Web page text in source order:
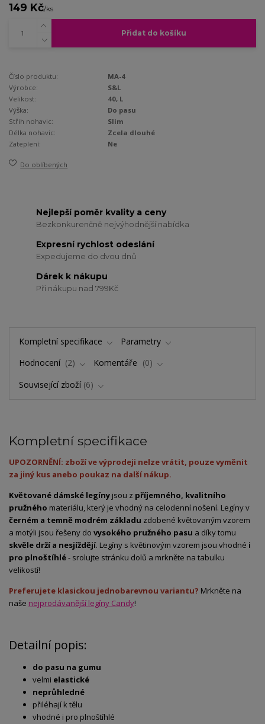
149 Kč/ks
Přidat do košíku
Číslo produktu:
MA-4
Výrobce:
S&L
Velikost:
40, L
Výška:
Do pasu
Střih nohavic:
Slim
Délka nohavic:
Zcela dlouhé
Zateplení:
Ne
Do oblíbených
Nejlepší poměr kvality a ceny
Bezkonkurenčně nejvýhodnější nabídka
Expresní rychlost odeslání
Expedujeme do dvou dnů
Dárek k nákupu
Při nákupu nad 799Kč
Kompletní specifikace
Parametry
Hodnocení
2 Komentáře
0
Související zboží 6
Kompletní specifikace
UPOZORNĚNÍ: zboží ve výprodeji nelze vrátit, pouze vyměnit
za jiný kus anebo poukaz na další nákup.
Květované dámské legíny jsou z příjemného, kvalitního
pružného materiálu, který je vhodný na celodenní nošení. Legíny v
černém a temně modrém základu zdobené květovaným vzorem
a motýli jsou řešeny do vysokého pružného pasu a díky tomu
skvěle drží a nesjíždějí. Legíny s květinovým vzorem jsou vhodné i
pro plnoštíhlé- srolujte stránku dolů a mrkněte na tabulku
velikostí!
Preferujete klasickou jednobarevnou variantu? Mrkněte na
naše nejprodávanější legíny Candy!
Detailní popis:
do pasu na gumu
velmi elastické
neprůhledné
přiléhají k tělu
vhodné i pro plnoštíhlé